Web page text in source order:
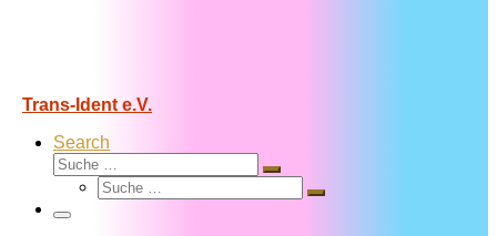
Trans-Ident e.V.
Search
Suche
Suche
Suche
Suche
Menü